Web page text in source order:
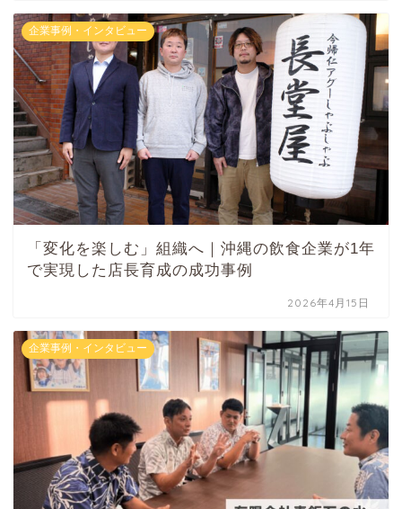
企業事例・インタビュー
「変化を楽しむ」組織へ｜沖縄の飲食企業が1年
で実現した店長育成の成功事例
2026年4月15日
企業事例・インタビュー